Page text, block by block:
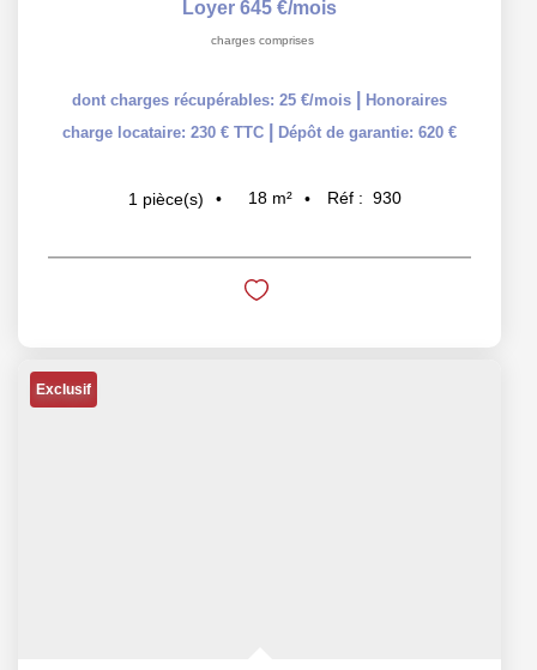
Loyer 645 €/mois
charges comprises
dont charges récupérables: 25 €/mois
Honoraires
charge locataire: 230 € TTC
Dépôt de garantie: 620 €
1 pièce(s) 18 m² Réf : 930
Exclusif